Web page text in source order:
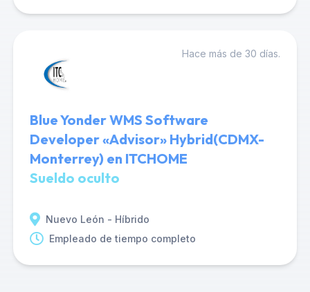
Hace más de 30 días.
Blue Yonder WMS Software
Developer «Advisor» Hybrid(CDMX-
Monterrey) en ITCHOME
Sueldo oculto
Nuevo León - Híbrido
Empleado de tiempo completo